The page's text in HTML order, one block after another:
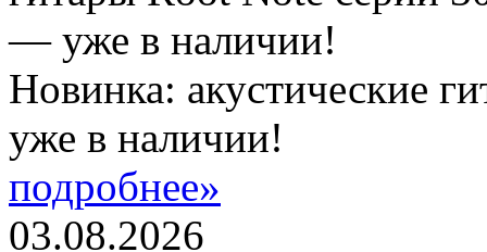
Новинка: акустические
уже в наличии!
подробнее»
03.08.2026